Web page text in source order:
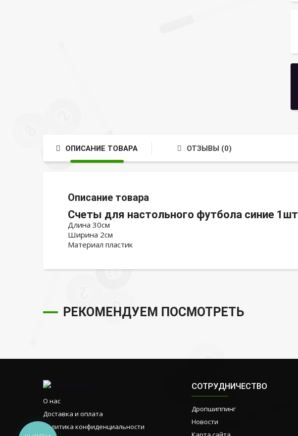
ОПИСАНИЕ ТОВАРА ОТЗЫВЫ (0)
Описание товара
Счеты для настольного футбола синие 1шт
Длина 30см
Ширина 2см
Материал пластик
РЕКОМЕНДУЕМ ПОСМОТРЕТЬ
О нас
Доставка и оплата
Политика конфиденциальности
СОТРУДНИЧЕСТВО
Дропшиппинг
Новости